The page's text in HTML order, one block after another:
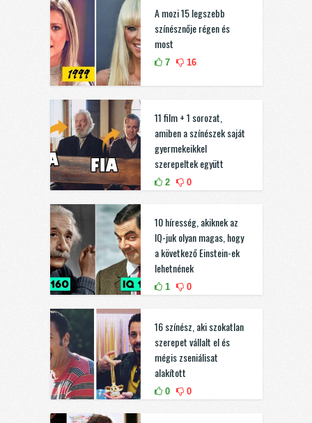
A mozi 15 legszebb
színésznője régen és
most
7 16
11 film + 1 sorozat,
amiben a színészek saját
gyermekeikkel
szerepeltek együtt
2 0
10 híresség, akiknek az
IQ-juk olyan magas, hogy
a következő Einstein-ek
lehetnének
1 0
16 színész, aki szokatlan
szerepet vállalt el és
mégis zseniálisat
alakított
0 0